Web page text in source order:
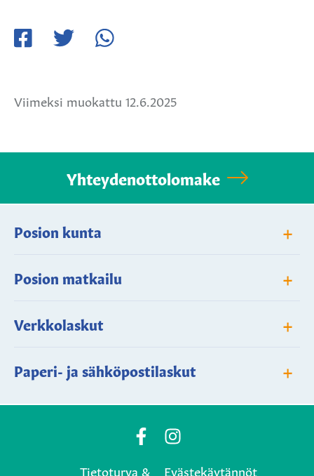
Viimeksi muokattu 12.6.2025
Yhteydenottolomake
Posion kunta +
Posion matkailu +
Verkkolaskut +
Paperi- ja sähköpostilaskut +
Posio Posio
Tietoturva & Evästekäytännöt